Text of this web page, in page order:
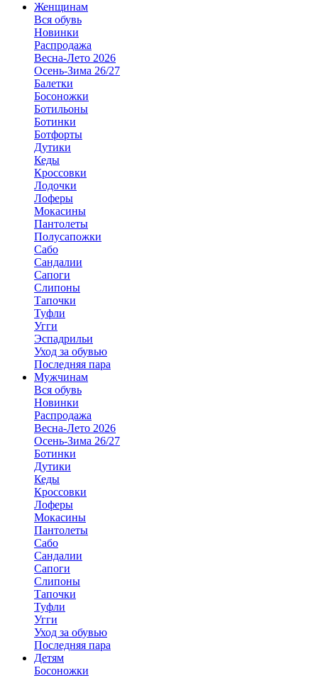
Женщинам
Вся обувь
Новинки
Распродажа
Весна-Лето 2026
Осень-Зима 26/27
Балетки
Босоножки
Ботильоны
Ботинки
Ботфорты
Дутики
Кеды
Кроссовки
Лодочки
Лоферы
Мокасины
Пантолеты
Полусапожки
Сабо
Сандалии
Сапоги
Слипоны
Тапочки
Туфли
Угги
Эспадрильи
Уход за обувью
Последняя пара
Мужчинам
Вся обувь
Новинки
Распродажа
Весна-Лето 2026
Осень-Зима 26/27
Ботинки
Дутики
Кеды
Кроссовки
Лоферы
Мокасины
Пантолеты
Сабо
Сандалии
Сапоги
Слипоны
Тапочки
Туфли
Угги
Уход за обувью
Последняя пара
Детям
Босоножки